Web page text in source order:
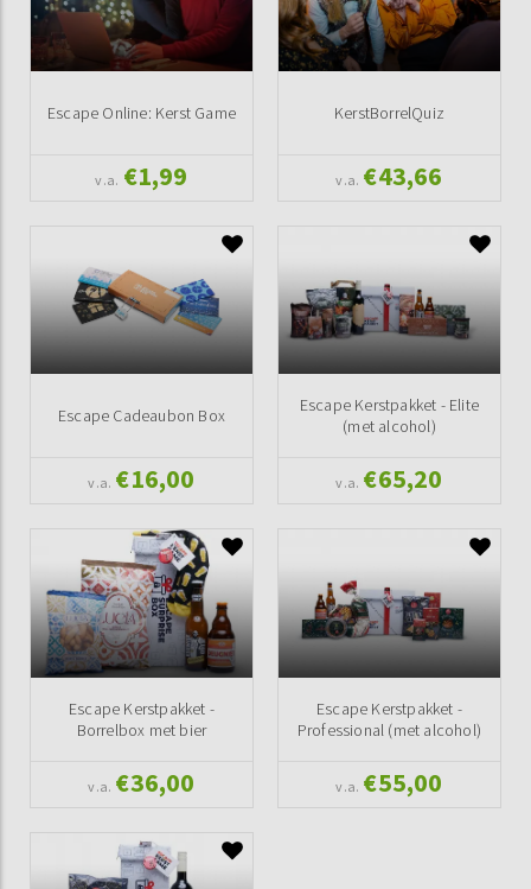
Escape Online: Kerst Game
v.a. €1,99
KerstBorrelQuiz
v.a. €43,66
Escape Cadeaubon Box
v.a. €16,00
Escape Kerstpakket - Elite
(met alcohol)
v.a. €65,20
Escape Kerstpakket -
Borrelbox met bier
v.a. €36,00
Escape Kerstpakket -
Professional (met alcohol)
v.a. €55,00